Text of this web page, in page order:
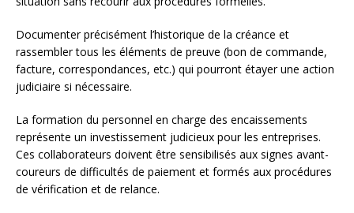
Documenter précisément l’historique de la créance et
rassembler tous les éléments de preuve (bon de commande,
facture, correspondances, etc.) qui pourront étayer une action
judiciaire si nécessaire.
La formation du personnel en charge des encaissements
représente un investissement judicieux pour les entreprises.
Ces collaborateurs doivent être sensibilisés aux signes avant-
coureurs de difficultés de paiement et formés aux procédures
de vérification et de relance.